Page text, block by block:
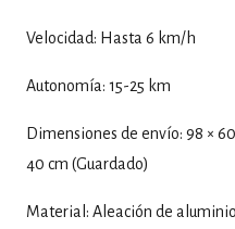
Velocidad: Hasta 6 km/h
Autonomía: 15-25 km
Dimensiones de envío: 98 ×
40 cm (Guardado)
Material: Aleación de